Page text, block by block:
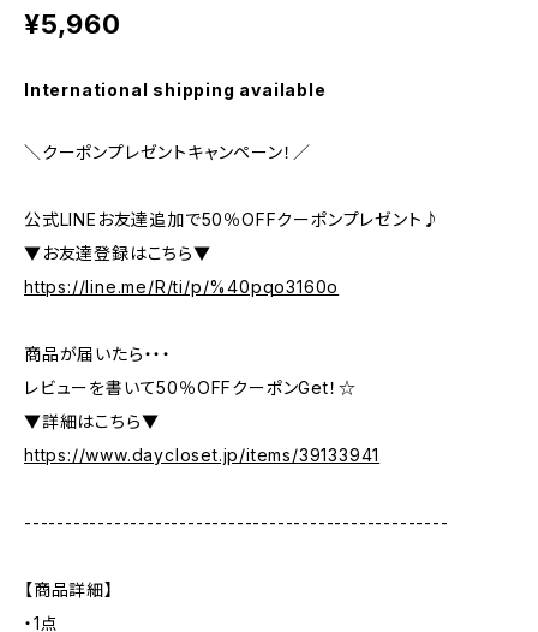
¥5,960
International shipping available
＼クーポンプレゼントキャンペーン！／
公式LINEお友達追加で50％OFFクーポンプレゼント♪
▼お友達登録はこちら▼
https://line.me/R/ti/p/%40pqo3160o
商品が届いたら・・・
レビューを書いて50％OFFクーポンGet！☆
▼詳細はこちら▼
https://www.daycloset.jp/items/39133941
----------------------------------------------------
【商品詳細】
・1点